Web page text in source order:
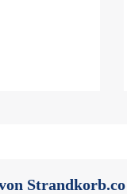
Strandkorb.co